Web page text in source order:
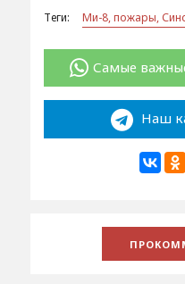
Теги: Ми-8, пожары,
Самые
Наш